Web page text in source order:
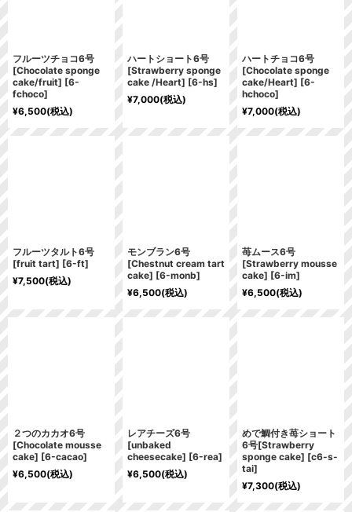
フルーツチョコ6号
[Chocolate sponge
cake/fruit] [6-
fchoco]
¥6,500(税込)
ハートショート6号
[Strawberry sponge
cake /Heart] [6-hs]
¥7,000(税込)
ハートチョコ6号
[Chocolate sponge
cake/Heart] [6-
hchoco]
¥7,000(税込)
フルーツタルト6号
[fruit tart] [6-ft]
¥7,500(税込)
モンブラン6号
[Chestnut cream tart
cake] [6-monb]
¥6,500(税込)
苺ムース6号
[Strawberry mousse
cake] [6-im]
¥6,500(税込)
２つのカカオ6号
[Chocolate mousse
cake] [6-cacao]
¥6,500(税込)
レアチーズ6号
[unbaked
cheesecake] [6-rea]
¥6,500(税込)
めで鯛付き苺ショート
6号[Strawberry
sponge cake] [c6-s-
tai]
¥7,300(税込)